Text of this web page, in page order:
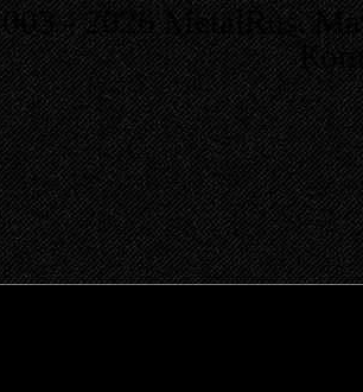
- 2026 MetalRus.